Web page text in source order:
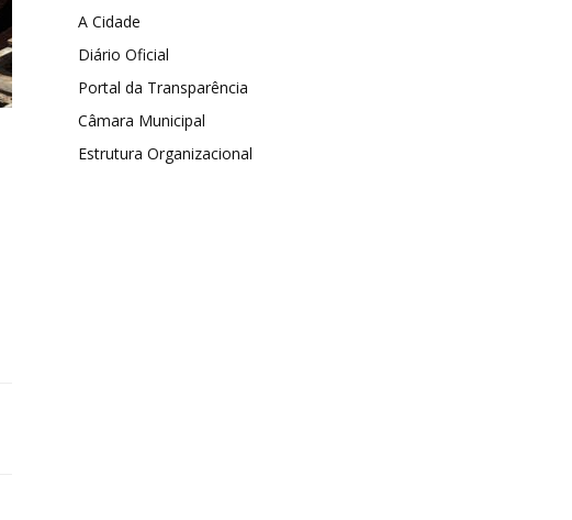
A Cidade
Diário Oficial
Portal da Transparência
Câmara Municipal
Estrutura Organizacional